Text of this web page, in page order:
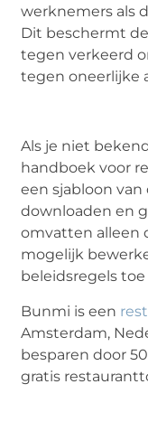
werknemers als
Dit beschermt
tegen verkeerd
tegen oneerlijke
Als je niet
handboek voor
een sjabloon
downloaden en
omvatten alleen
mogelijk
beleidsregels
Bunmi is een
Amsterdam,
besparen door
gratis